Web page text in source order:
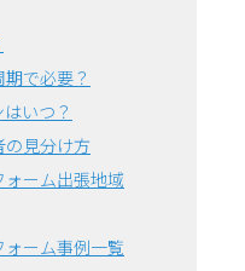
で必要？
いつ？
の見分け方
ォーム出張地域
ーム事例一覧